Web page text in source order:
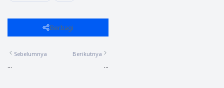
Berbagi
Sebelumnya
...
Berikutnya
...